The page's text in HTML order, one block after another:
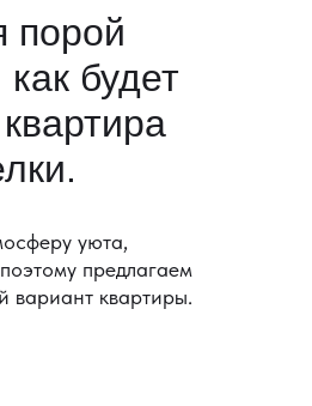
уюта,
предлагаем
вариант квартиры.
порой
будет